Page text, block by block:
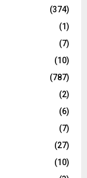
(374)
(1)
(7)
(10)
(787)
(2)
(6)
(7)
(27)
(10)